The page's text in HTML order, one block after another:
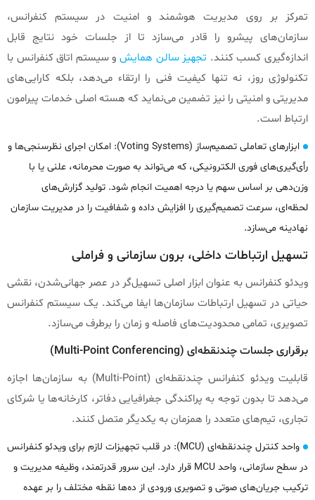
تمرکز بر روی مدیریت هوشمند و امنیت در سیستم کنفرانس،
سازمان‌های پیشرو را قادر می‌سازد تا از جلسات خود نتایج قابل
اندازه‌گیری کسب کنند. تجهیز سالن همایش و سیستم اتاق کنفرانس با
تکنولوژی روز، نه تنها کیفیت فنی را ارتقاء می‌دهد، بلکه کارایی‌های
مدیریتی و امنیتی را نیز تضمین می‌نماید که هسته اصلی خدمات پیرامون
ارتباط است.
ابزارهای تعاملی تصمیم‌ساز (Voting Systems): امکان اجرای نظرسنجی‌ها و
رأی‌گیری‌های فوری الکترونیکی، که می‌تواند به صورت محرمانه، علنی یا با
وزن‌دهی بر اساس سهم یا درجه اهمیت انجام شود. تولید گزارش‌های
لحظه‌ای، سرعت تصمیم‌گیری را افزایش داده و شفافیت را در مدیریت سازمان
نهادینه می‌سازد.
تسهیل ارتباطات داخلی، برون‌ سازمانی و فراملی
ویدئو کنفرانس به عنوان ابزار اصلی تسهیل‌گر در عصر جهانی‌شدن، نقشی
حیاتی در تسهیل ارتباطات سازمان‌ها ایفا می‌کند. یک سیستم کنفرانس
تصویری، تمامی محدودیت‌های فاصله و زمان را برطرف می‌سازد.
برقراری جلسات چندنقطه‌ای (Multi-Point Conferencing)
قابلیت ویدئو کنفرانس چندنقطه‌ای (Multi-Point) به سازمان‌ها اجازه
می‌دهد تا بدون توجه به پراکندگی جغرافیایی دفاتر، کارخانه‌ها یا شرکای
تجاری، تیم‌های متعدد را همزمان به یکدیگر متصل کنند.
واحد کنترل چندنقطه‌ای (MCU): در قلب تجهیزات لازم برای ویدئو کنفرانس
در سطح سازمانی، واحد MCU قرار دارد. این سرور قدرتمند، وظیفه مدیریت و
ترکیب جریان‌های صوتی و تصویری ورودی از ده‌ها نقطه مختلف را بر عهده